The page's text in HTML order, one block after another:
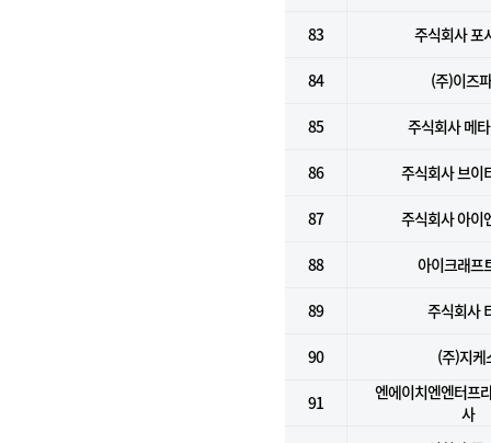
83 주식회사 포
84 (주)이즈
85 주식회사 메
86 주식회사 브이
87 주식회사 아이
88 아이크래프
89 주식회사
90 (주)지케
91
엔에이치엔엔터프
사